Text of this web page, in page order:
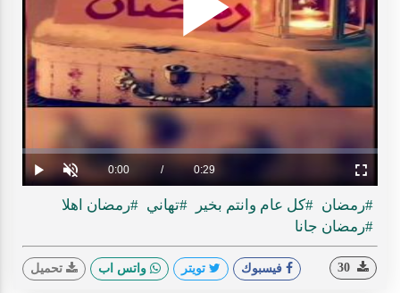
Play
Play Unmute Current
Time
0:00 / Duration
0:29
Loaded:
0%
Progress:
0%
Fullscreen
#رمضان #كل عام وانتم بخير #تهاني #رمضان اهلا
#رمضان جانا
فيسبوك تويتر واتس اب تحميل